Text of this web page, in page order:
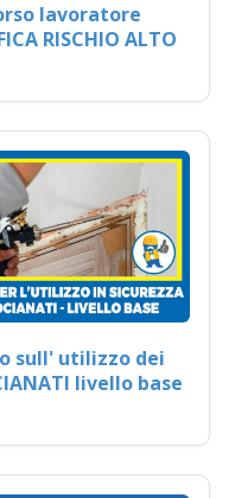
lavoratore
RISCHIO ALTO
sull' utilizzo dei
livello base